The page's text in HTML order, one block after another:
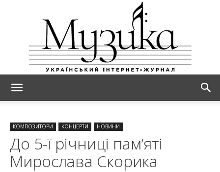
КОМПОЗИТОРИ КОНЦЕРТИ НОВИНИ
До 5-ї річниці пам’яті
Мирослава Скорика